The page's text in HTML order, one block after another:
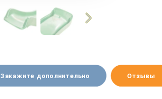
Закажите дополнительно Отзывы